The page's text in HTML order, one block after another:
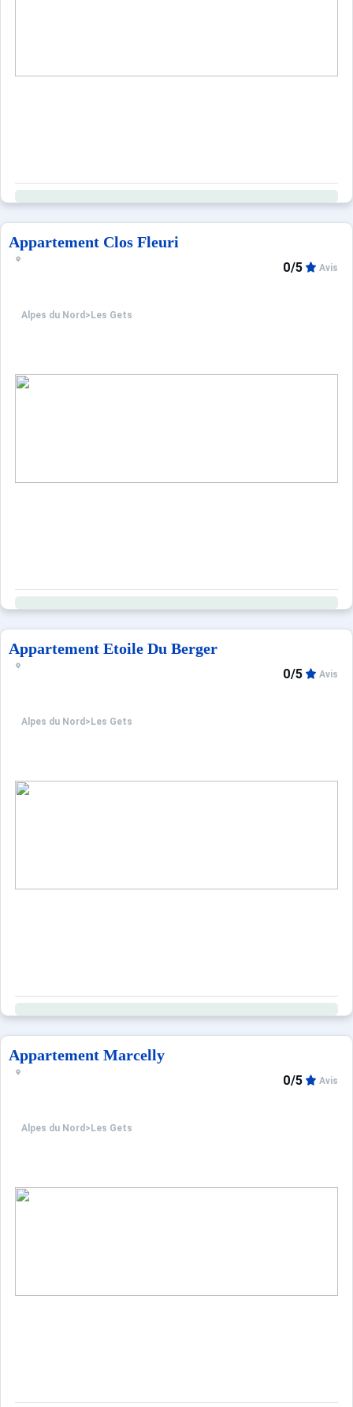
Appartement Clos Fleuri
Alpes du Nord > Les Gets
0/5 Avis
Appartement Etoile Du Berger
Alpes du Nord > Les Gets
0/5 Avis
Appartement Marcelly
Alpes du Nord > Les Gets
0/5 Avis